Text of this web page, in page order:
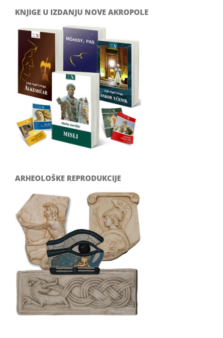
KNJIGE U IZDANJU NOVE AKROPOLE
ARHEOLOŠKE REPRODUKCIJE